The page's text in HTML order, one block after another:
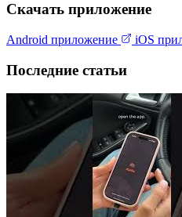
Скачать приложение
Android приложение iOS
Последние статьи